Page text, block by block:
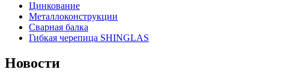
Цинкование
Металлоконструкции
Сварная балка
Гибкая черепица SHINGLAS
Новости